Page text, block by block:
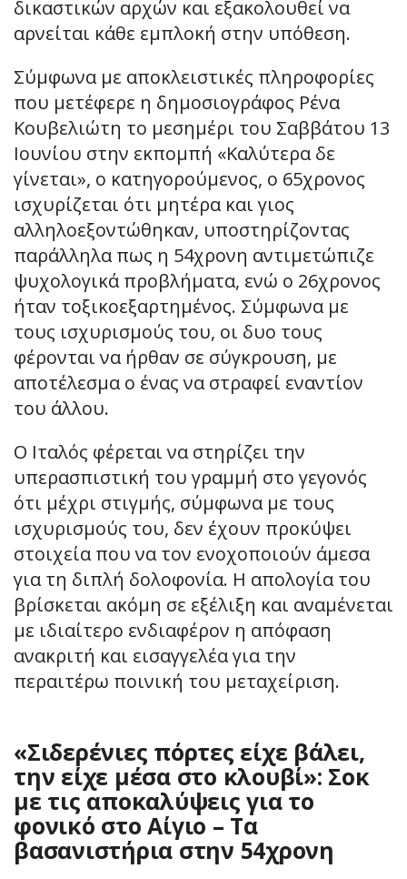
δικαστικών αρχών και εξακολουθεί να
αρνείται κάθε εμπλοκή στην υπόθεση.
Σύμφωνα με αποκλειστικές πληροφορίες
που μετέφερε η δημοσιογράφος Ρένα
Κουβελιώτη το μεσημέρι του Σαββάτου 13
Ιουνίου στην εκπομπή «Καλύτερα δε
γίνεται», ο κατηγορούμενος, ο 65χρονος
ισχυρίζεται ότι μητέρα και γιος
αλληλοεξοντώθηκαν, υποστηρίζοντας
παράλληλα πως η 54χρονη αντιμετώπιζε
ψυχολογικά προβλήματα, ενώ ο 26χρονος
ήταν τοξικοεξαρτημένος. Σύμφωνα με
τους ισχυρισμούς του, οι δυο τους
φέρονται να ήρθαν σε σύγκρουση, με
αποτέλεσμα ο ένας να στραφεί εναντίον
του άλλου.
Ο Ιταλός φέρεται να στηρίζει την
υπερασπιστική του γραμμή στο γεγονός
ότι μέχρι στιγμής, σύμφωνα με τους
ισχυρισμούς του, δεν έχουν προκύψει
στοιχεία που να τον ενοχοποιούν άμεσα
για τη διπλή δολοφονία. Η απολογία του
βρίσκεται ακόμη σε εξέλιξη και αναμένεται
με ιδιαίτερο ενδιαφέρον η απόφαση
ανακριτή και εισαγγελέα για την
περαιτέρω ποινική του μεταχείριση.
«Σιδερένιες πόρτες είχε βάλει,
την είχε μέσα στο κλουβί»: Σοκ
με τις αποκαλύψεις για το
φονικό στο Αίγιο – Τα
βασανιστήρια στην 54χρονη